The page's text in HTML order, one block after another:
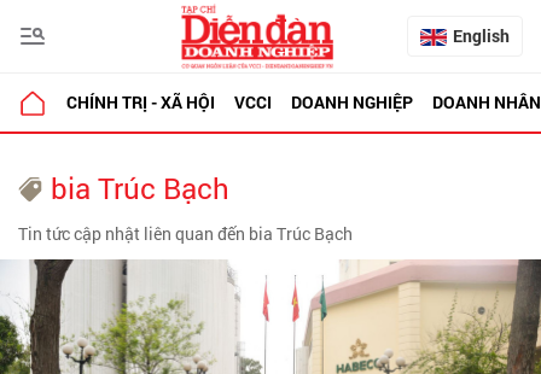
English
CHÍNH TRỊ - XÃ HỘI VCCI DOANH NGHIỆP DOANH NHÂN
bia Trúc Bạch
Tin tức cập nhật liên quan đến bia Trúc Bạch